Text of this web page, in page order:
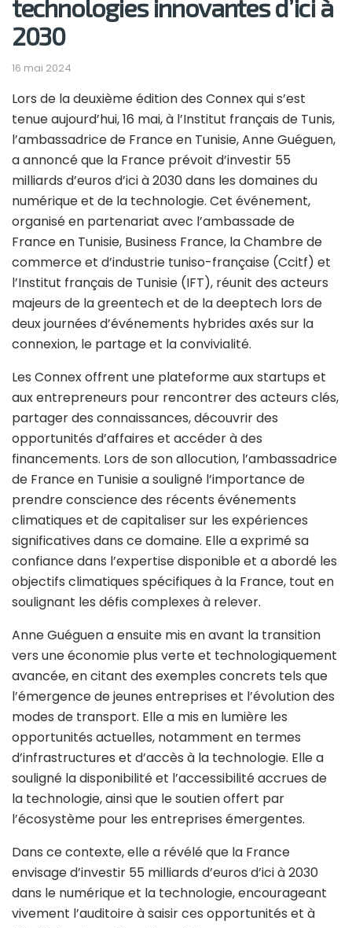
technologies innovantes d’ici à
2030
16 mai 2024
Lors de la deuxième édition des Connex qui s’est
tenue aujourd’hui, 16 mai, à l’Institut français de Tunis,
l’ambassadrice de France en Tunisie, Anne Guéguen,
a annoncé que la France prévoit d’investir 55
milliards d’euros d’ici à 2030 dans les domaines du
numérique et de la technologie. Cet événement,
organisé en partenariat avec l’ambassade de
France en Tunisie, Business France, la Chambre de
commerce et d’industrie tuniso-française (Ccitf) et
l’Institut français de Tunisie (IFT), réunit des acteurs
majeurs de la greentech et de la deeptech lors de
deux journées d’événements hybrides axés sur la
connexion, le partage et la convivialité.
Les Connex offrent une plateforme aux startups et
aux entrepreneurs pour rencontrer des acteurs clés,
partager des connaissances, découvrir des
opportunités d’affaires et accéder à des
financements. Lors de son allocution, l’ambassadrice
de France en Tunisie a souligné l’importance de
prendre conscience des récents événements
climatiques et de capitaliser sur les expériences
significatives dans ce domaine. Elle a exprimé sa
confiance dans l’expertise disponible et a abordé les
objectifs climatiques spécifiques à la France, tout en
soulignant les défis complexes à relever.
Anne Guéguen a ensuite mis en avant la transition
vers une économie plus verte et technologiquement
avancée, en citant des exemples concrets tels que
l’émergence de jeunes entreprises et l’évolution des
modes de transport. Elle a mis en lumière les
opportunités actuelles, notamment en termes
d’infrastructures et d’accès à la technologie. Elle a
souligné la disponibilité et l’accessibilité accrues de
la technologie, ainsi que le soutien offert par
l’écosystème pour les entreprises émergentes.
Dans ce contexte, elle a révélé que la France
envisage d’investir 55 milliards d’euros d’ici à 2030
dans le numérique et la technologie, encourageant
vivement l’auditoire à saisir ces opportunités et à